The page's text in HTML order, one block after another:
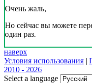
Очень жаль,
Но сейчас вы можете
один раз.
наверх
Условия использования |
2010 - 2026
Select a language